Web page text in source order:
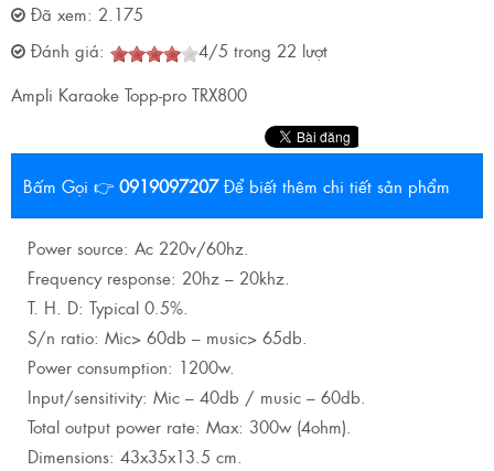
Đã xem: 2.175
Đánh giá:
4/5 trong 22 lượt
Ampli Karaoke Topp-pro TRX800
Bấm Gọi 👉 0919097207 Để biết thêm chi tiết sản phẩm
Power source: Ac 220v/60hz.
Frequency response: 20hz – 20khz.
T. H. D: Typical 0.5%.
S/n ratio: Mic> 60db – music> 65db.
Power consumption: 1200w.
Input/sensitivity: Mic – 40db / music – 60db.
Total output power rate: Max: 300w (4ohm).
Dimensions: 43x35x13.5 cm.